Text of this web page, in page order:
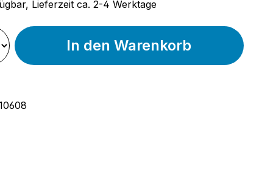
Lieferzeit ca. 2-4 Werktage
In den Warenkorb